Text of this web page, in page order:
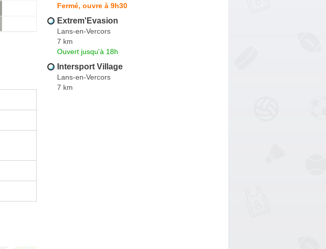
Fermé, ouvre à 9h30
Extrem'Evasion
Lans-en-Vercors
7 km
Ouvert jusqu'à 18h
Intersport Village
Lans-en-Vercors
7 km